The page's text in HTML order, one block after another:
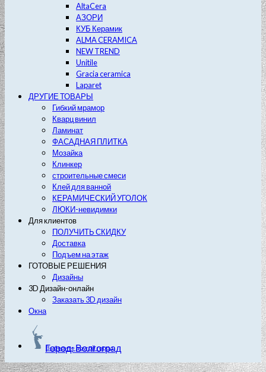
AltaCera
АЗОРИ
КУБ Керамик
ALMA CERAMICA
NEW TREND
Unitile
Gracia ceramica
Laparet
ДРУГИЕ ТОВАРЫ
Гибкий мрамор
Кварц винил
Ламинат
ФАСАДНАЯ ПЛИТКА
Мозайка
Клинкер
строительные смеси
Клей для ванной
КЕРАМИЧЕСКИЙ УГОЛОК
ЛЮКИ-невидимки
Для клиентов
ПОЛУЧИТЬ СКИДКУ
Доставка
Подъем на этаж
ГОТОВЫЕ РЕШЕНИЯ
Дизайны
3D Дизайн-онлайн
Заказать 3D дизайн
Окна
Город: Волгоград
Выберите другой город